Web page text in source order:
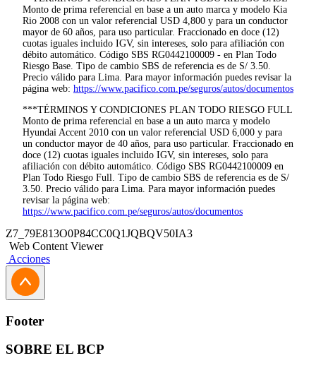
Monto de prima referencial en base a un auto marca y modelo Kia
Rio 2008 con un valor referencial USD 4,800 y para un conductor
mayor de 60 años, para uso particular. Fraccionado en doce (12)
cuotas iguales incluido IGV, sin intereses, solo para afiliación con
débito automático. Código SBS RG0442100009 - en Plan Todo
Riesgo Base. Tipo de cambio SBS de referencia es de S/ 3.50.
Precio válido para Lima. Para mayor información puedes revisar la
página web: https://www.pacifico.com.pe/seguros/autos/documentos
***TÉRMINOS Y CONDICIONES PLAN TODO RIESGO FULL
Monto de prima referencial en base a un auto marca y modelo
Hyundai Accent 2010 con un valor referencial USD 6,000 y para
un conductor mayor de 40 años, para uso particular. Fraccionado en
doce (12) cuotas iguales incluido IGV, sin intereses, solo para
afiliación con débito automático. Código SBS RG0442100009 en
Plan Todo Riesgo Full. Tipo de cambio SBS de referencia es de S/
3.50. Precio válido para Lima. Para mayor información puedes
revisar la página web:
https://www.pacifico.com.pe/seguros/autos/documentos
Z7_79E813O0P84CC0Q1JQBQV50IA3
Web Content Viewer
Acciones
Footer
SOBRE EL BCP